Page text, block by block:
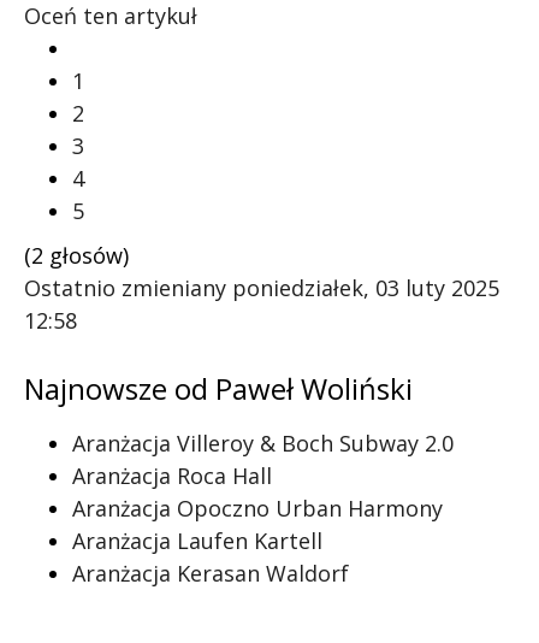
Oceń ten artykuł
1
2
3
4
5
(2 głosów)
Ostatnio zmieniany poniedziałek, 03 luty 2025
12:58
Najnowsze od Paweł Woliński
Aranżacja Villeroy & Boch Subway 2.0
Aranżacja Roca Hall
Aranżacja Opoczno Urban Harmony
Aranżacja Laufen Kartell
Aranżacja Kerasan Waldorf